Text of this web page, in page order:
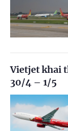
Vietjet khai
30/4 – 1/5